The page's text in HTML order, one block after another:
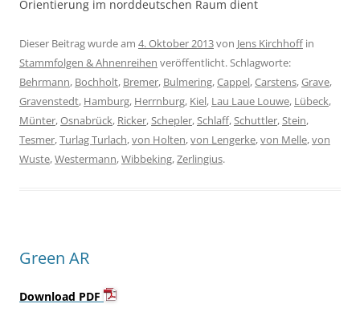
Orientierung im norddeutschen Raum dient
Dieser Beitrag wurde am 4. Oktober 2013von Jens Kirchhoffin
Stammfolgen & Ahnenreihen veröffentlicht. Schlagworte:
Behrmann, Bochholt, Bremer, Bulmering,Cappel,Carstens,Grave,
Gravenstedt, Hamburg, Herrnburg, Kiel, Lau Laue Louwe, Lübeck,
Münter,Osnabrück, Ricker,Schepler,Schlaff,Schuttler,Stein,
Tesmer,Turlag Turlach,von Holten,von Lengerke,von Melle,von
Wuste,Westermann,Wibbeking,Zerlingius.
Green AR
Download PDF